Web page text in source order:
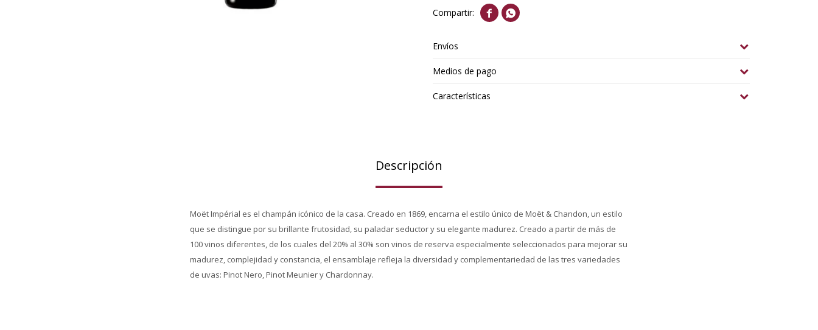
 
Envíos
Medios de pago
Características
Descripción
Moët Impérial es el champán icónico de la casa. Creado en 1869, encarna el estilo único de Moët & Chandon, un estilo
que se distingue por su brillante frutosidad, su paladar seductor y su elegante madurez. Creado a partir de más de
100 vinos diferentes, de los cuales del 20% al 30% son vinos de reserva especialmente seleccionados para mejorar su
madurez, complejidad y constancia, el ensamblaje refleja la diversidad y complementariedad de las tres variedades
de uvas: Pinot Nero, Pinot Meunier y Chardonnay.